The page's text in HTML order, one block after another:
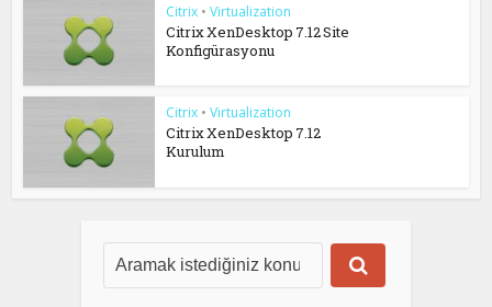
Citrix • Virtualization
Citrix XenDesktop 7.12 Site
Konfigürasyonu
Citrix • Virtualization
Citrix XenDesktop 7.12
Kurulum